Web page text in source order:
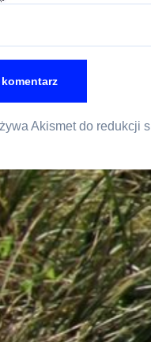
Akismet do redukcji